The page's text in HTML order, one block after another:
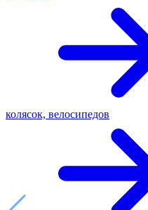
колясок, велосипедов